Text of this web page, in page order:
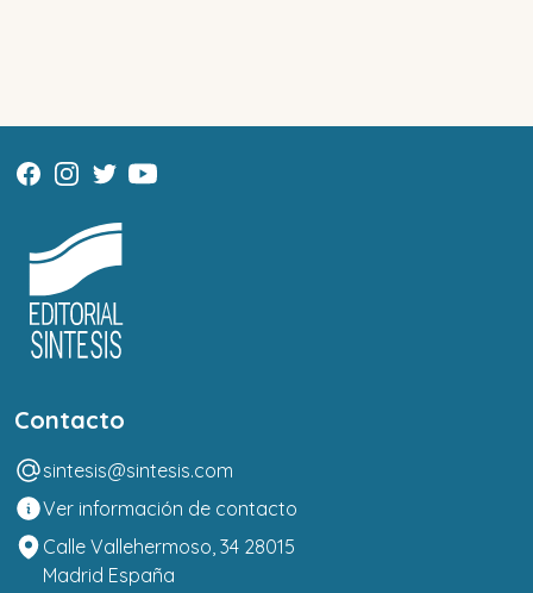
Contacto
sintesis@sintesis.com
Ver información de contacto
Calle Vallehermoso, 34 28015
Madrid España